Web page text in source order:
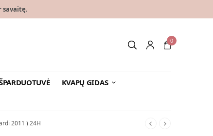
savaitę.
0
KVAPŲ GIDAS
2011 ) 24H